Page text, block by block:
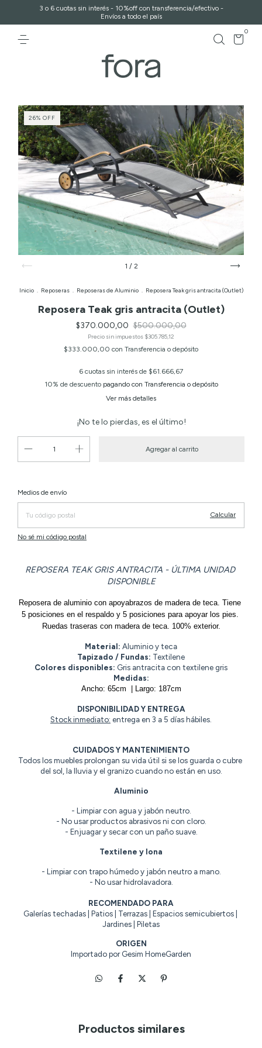
3 o 6 cuotas sin interés - 10%off con transferencia/efectivo -
Envíos a todo el país
0
26% OFF
1 / 2
Inicio . Reposeras . Reposeras de Aluminio . Reposera Teak gris antracita (Outlet)
Reposera Teak gris antracita (Outlet)
$370.000,00 $500.000,00
Precio sin impuestos $305.785,12
$333.000,00 con Transferencia o depósito
6 cuotas sin interés de $61.666,67
10% de descuentopagando con Transferencia o depósito
Ver más detalles
¡No te lo pierdas, es el último!
Entregas para el CP:
Medios de envío
Calcular
No sé mi código postal
REPOSERA TEAK GRIS ANTRACITA - ÚLTIMA UNIDAD
DISPONIBLE
Reposera de aluminio con apoyabrazos de madera de teca. Tiene
5 posiciones en el respaldo y 5 posiciones para apoyar los pies.
Ruedas traseras con madera de teca. 100% exterior.
Material: Aluminio y teca
Tapizado / Fundas: Textilene
Colores disponibles: Gris antracita con textilene gris
Medidas:
Ancho: 65cm  | Largo: 187cm
DISPONIBILIDAD Y ENTREGA
Stock inmediato: entrega en 3 a 5 días hábiles.
CUIDADOS Y MANTENIMIENTO
Todos los muebles prolongan su vida útil si se los guarda o cubre
del sol, la lluvia y el granizo cuando no están en uso.
Aluminio
- Limpiar con agua y jabón neutro.
- No usar productos abrasivos ni con cloro.
- Enjuagar y secar con un paño suave.
Textilene y lona
- Limpiar con trapo húmedo y jabón neutro a mano.
- No usar hidrolavadora.
RECOMENDADO PARA
Galerías techadas | Patios | Terrazas | Espacios semicubiertos |
Jardines | Piletas
ORIGEN
Importado por Gesim HomeGarden
Productos similares